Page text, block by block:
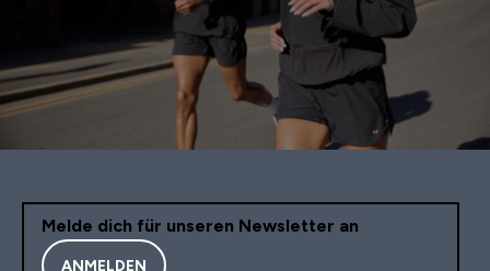
Melde dich für unseren Newsletter an
ANMELDEN